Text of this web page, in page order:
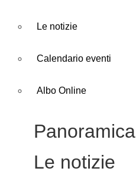
Le notizie
Calendario eventi
Albo Online
Panoramica
Le notizie